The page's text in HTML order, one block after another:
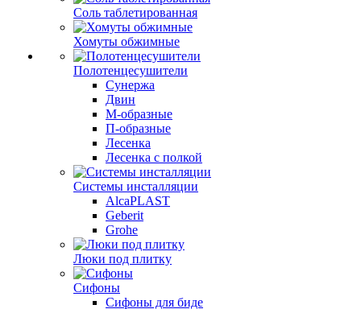
Соль таблетированная
Хомуты обжимные
Полотенцесушители
Сунержа
Двин
М-образные
П-образные
Лесенка
Лесенка с полкой
Системы инсталляции
AlcaPLAST
Geberit
Grohe
Люки под плитку
Сифоны
Сифoны для биде